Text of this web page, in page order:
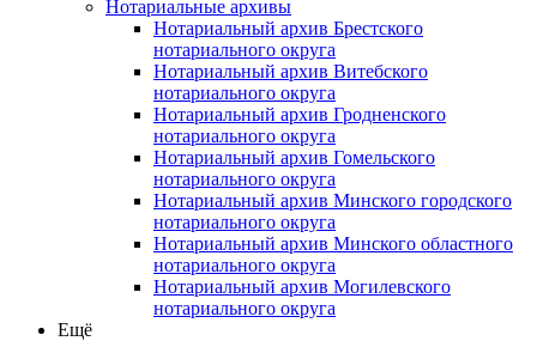
Нотариальные архивы
Нотариальный архив Брестского
нотариального округа
Нотариальный архив Витебского
нотариального округа
Нотариальный архив Гродненского
нотариального округа
Нотариальный архив Гомельского
нотариального округа
Нотариальный архив Минского городского
нотариального округа
Нотариальный архив Минского областного
нотариального округа
Нотариальный архив Могилевского
нотариального округа
Ещё